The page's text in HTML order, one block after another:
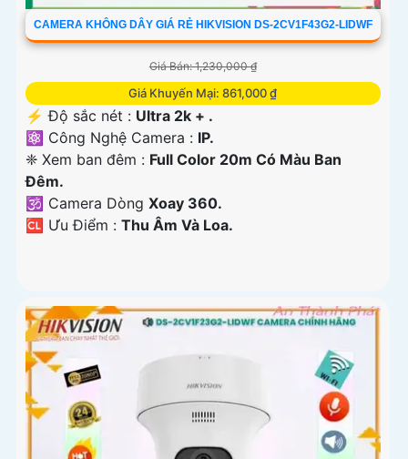
CAMERA KHÔNG DÂY GIÁ RẺ HIKVISION DS-2CV1F43G2-LIDWF
Giá Bán: 1,230,000 ₫
Giá Khuyến Mại: 861,000 ₫
️⚡ Độ sắc nét : Ultra 2k + .
⚛️ Công Nghệ Camera : IP.
❈ Xem ban đêm : Full Color 20m Có Màu Ban
Ðêm.
🕉️ Camera Dòng Xoay 360.
️🆑 Ưu Điểm : Thu Âm Và Loa.